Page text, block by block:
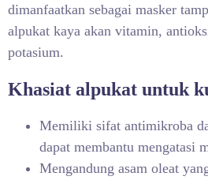
dimanfaatkan sebagai masker
alpukat kaya akan vitamin,
potasium.
Khasiat alpukat untuk
Memiliki sifat antimikroba
dapat membantu mengatasi
Mengandung asam oleat